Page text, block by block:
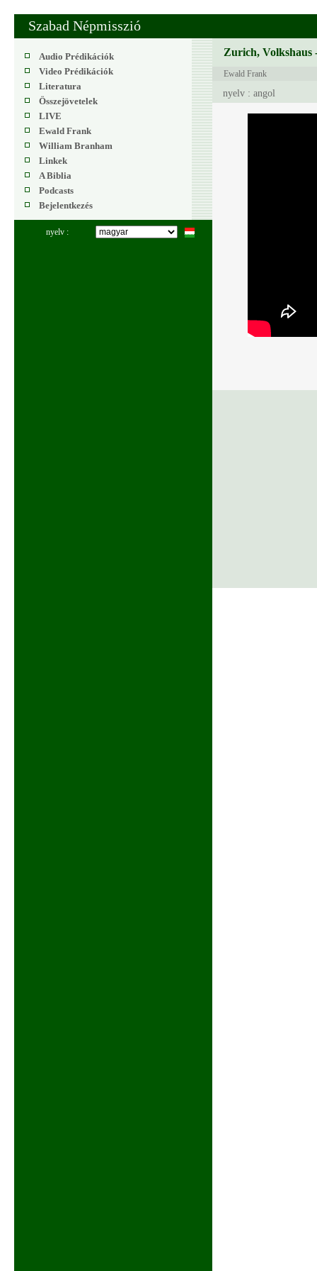
Szabad Népmisszió
Audio Prédikációk
Video Prédikációk
Literatura
Összejövetelek
LIVE
Ewald Frank
William Branham
Linkek
A Biblia
Podcasts
Bejelentkezés
nyelv :
Zurich, Volkshaus
Ewald Frank
nyelv : angol